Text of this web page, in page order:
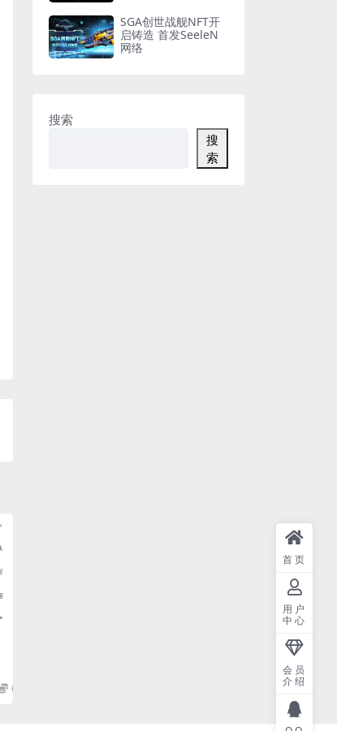
6
SGA创世战舰NFT开
启铸造 首发SeeleN
网络
搜索
搜
索
首页
用户
中心
会员
介绍